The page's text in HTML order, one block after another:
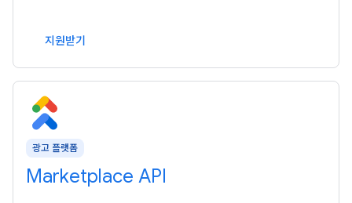
지원받기
광고 플랫폼
Marketplace API